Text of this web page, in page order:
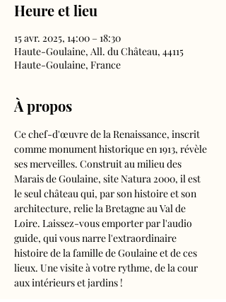
Heure et lieu
15 avr. 2025, 14:00 – 18:30
Haute-Goulaine, All. du Château, 44115
Haute-Goulaine, France
À propos
Ce chef-d'œuvre de la Renaissance, inscrit
comme monument historique en 1913, révèle
ses merveilles. Construit au milieu des
Marais de Goulaine, site Natura 2000, il est
le seul château qui, par son histoire et son
architecture, relie la Bretagne au Val de
Loire. Laissez-vous emporter par l'audio
guide, qui vous narre l'extraordinaire
histoire de la famille de Goulaine et de ces
lieux. Une visite à votre rythme, de la cour
aux intérieurs et jardins !